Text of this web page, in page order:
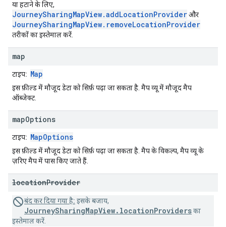
या हटाने के लिए,
JourneySharingMapView.addLocationProviderऔर
JourneySharingMapView.removeLocationProvider
तरीकों का इस्तेमाल करें.
map
टाइप: Map
इस फ़ील्ड में मौजूद डेटा को सिर्फ़ पढ़ा जा सकता है. मैप व्यू में मौजूद मैप
ऑब्जेक्ट.
mapOptions
टाइप: MapOptions
इस फ़ील्ड में मौजूद डेटा को सिर्फ़ पढ़ा जा सकता है. मैप के विकल्प, मैप व्यू के
ज़रिए मैप में पास किए जाते हैं.
locationProvider
बंद कर दिया गया है: इसके बजाय,
JourneySharingMapView.locationProvidersका
इस्तेमाल करें.